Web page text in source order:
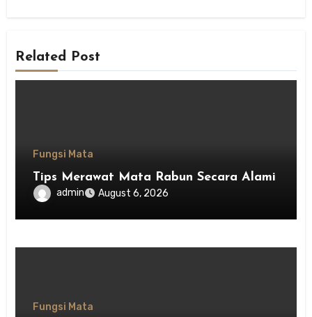
Related Post
Fungsi Mata
Tips Merawat Mata Rabun Secara Alami
admin August 6, 2026
Fungsi Mata